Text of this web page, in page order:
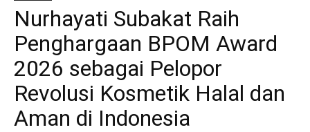
Nurhayati Subakat Raih
Penghargaan BPOM Award
2026 sebagai Pelopor
Revolusi Kosmetik Halal dan
Aman di Indonesia